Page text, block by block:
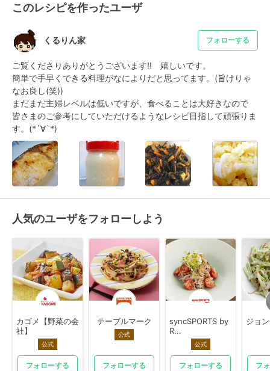
このレシピを作ったユーザ
くるりん家 フォローする
ご覧くださりありがとうございます!!　嬉しいです。
簡単で手早くできる料理がなによりだと思ってます。(旨けりゃ
なお良し(笑))
まだまだ主婦レベルは低いですが、食べることは大好きなので
皆さまのご参考にしていただけるようなレシピ目指して頑張りま
す。(*´∀`*)
人気のユーザをフォローしよう
カゴメ【野菜の会
社】
公式
フォローする
テーブルマーク
公式
フォローする
syncSPORTS by
R...
公式
フォローする
ジョ
フ